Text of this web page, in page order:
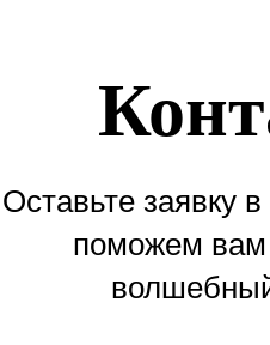
Оставьте заявку
поможем вам